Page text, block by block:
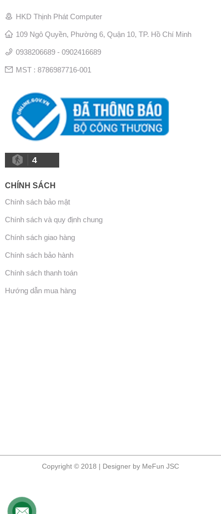
HKD Thịnh Phát Computer
109 Ngô Quyền, Phường 6, Quận 10, TP. Hồ Chí Minh
0938206689 - 0902416689
MST : 8786987716-001
4
CHÍNH SÁCH
Chính sách bảo mật
Chính sách và quy định chung
Chính sách giao hàng
Chính sách bảo hành
Chính sách thanh toán
Hướng dẫn mua hàng
Copyright © 2018 | Designer by MeFun JSC